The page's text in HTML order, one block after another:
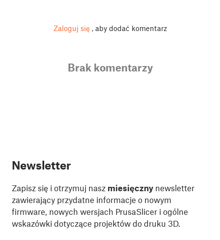
Zaloguj się , aby dodać komentarz
Brak komentarzy
Newsletter
Zapisz się i otrzymuj nasz miesięczny newsletter
zawierający przydatne informacje o nowym
firmware, nowych wersjach PrusaSlicer i ogólne
wskazówki dotyczące projektów do druku 3D.